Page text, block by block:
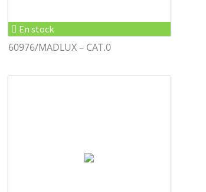
En stock
60976/MADLUX – CAT.0